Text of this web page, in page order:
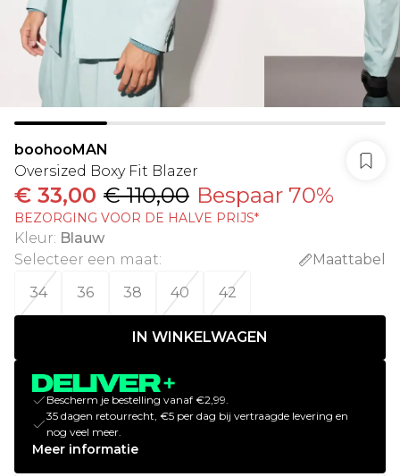
boohooMAN
Oversized Boxy Fit Blazer
€ 33,00 € 110,00 Bespaar 70%
BEZORGING VOOR DE HALVE PRIJS*
Kleur: Blauw
Selecteer een maat:
Maattabel
34
36 38 40 42
IN WINKELWAGEN
Bescherm je bestelling vanaf €2,99.
35 dagen retourrecht, €5 per dag bij vertraagde levering en
nog veel meer.
Meer informatie